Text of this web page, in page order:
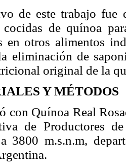
de este trabajo fue
cocidas de quínoa
en otros alimentos
eliminación de
original de la
Y MÉTODOS
con Quínoa Real
de Productores
3800 m.s.n.m,